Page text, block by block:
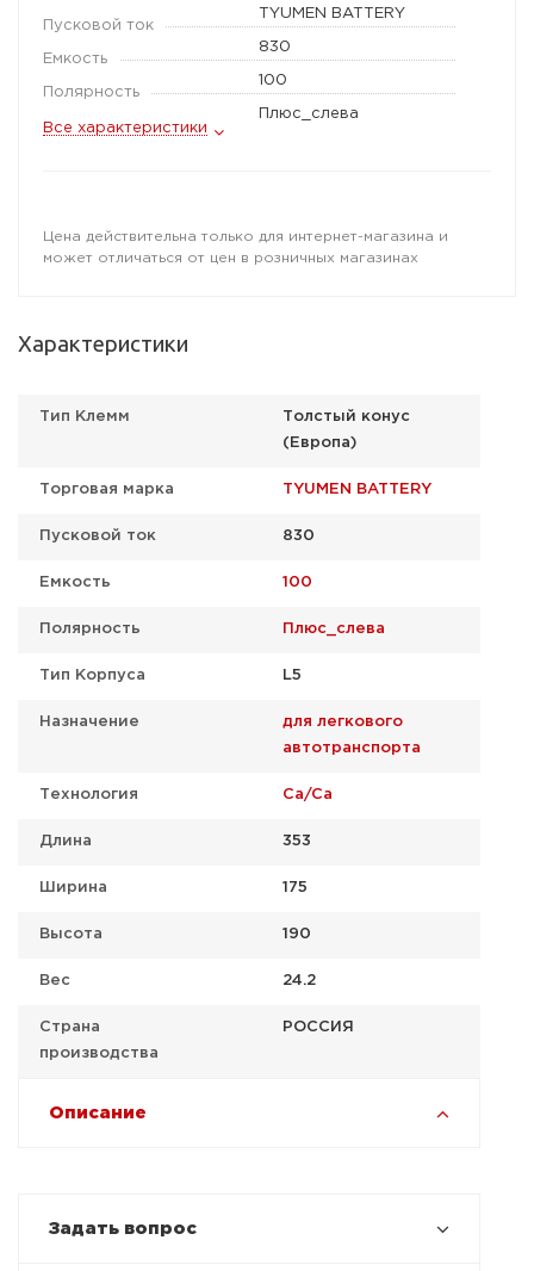
TYUMEN BATTERY
Пусковой ток
830
Емкость
100
Полярность
Плюс_слева
Все характеристики
Цена действительна только для интернет-магазина и
может отличаться от цен в розничных магазинах
Характеристики
Тип Клемм
Толстый конус
(Европа)
Торговая марка TYUMEN BATTERY
Пусковой ток 830
Емкость 100
Полярность Плюс_слева
Тип Корпуса L5
Назначение
для легкового
автотранспорта
Технология Ca/Ca
Длина 353
Ширина 175
Высота 190
Вес 24.2
Страна
производства
РОССИЯ
Описание
Задать вопрос